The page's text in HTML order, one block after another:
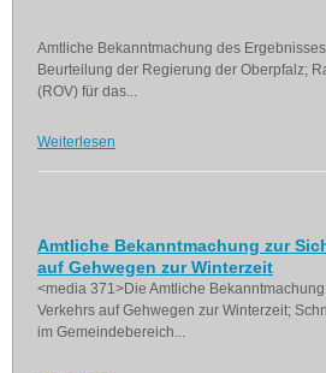
Amtliche Bekanntmachung des
Beurteilung der Regierung der Oberpfalz;
(ROV) für das...
Weiterlesen
Amtliche Bekanntmachung zur
auf Gehwegen zur Winterzeit
<media 371>Die Amtliche
Verkehrs auf Gehwegen zur Winterzeit;
im Gemeindebereich...